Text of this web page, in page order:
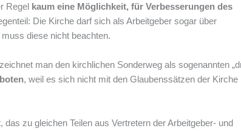
Regel kaum eine Möglichkeit, für Verbesserungen des
Die Kirche darf sich als Arbeitgeber sogar über
diese nicht beachten.
man den kirchlichen Sonderweg als sogenannten
, weil es sich nicht mit den Glaubenssätzen der Kirche
zu gleichen Teilen aus Vertretern der Arbeitgeber- und